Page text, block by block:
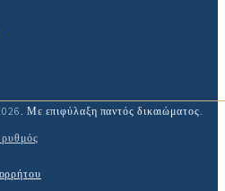
Με επιφύλαξη παντός δικαιώματος.